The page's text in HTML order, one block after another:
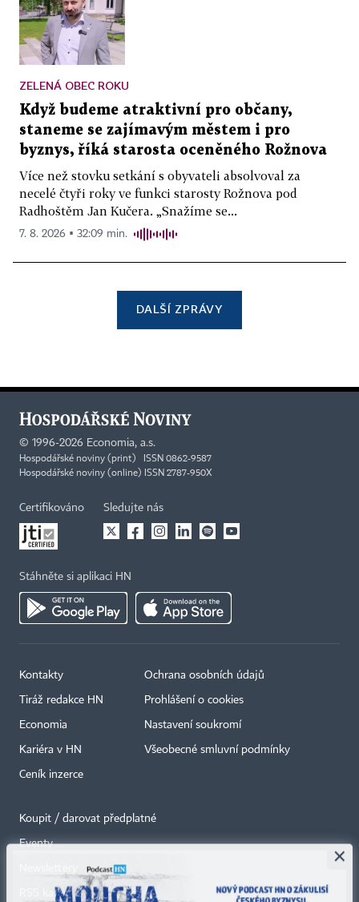
ZELENÁ OBEC ROKU
Když budeme atraktivní pro občany,
staneme se zajímavým městem i pro
byznys, říká starosta oceněného Rožnova
Více než stovku setkání s obyvateli absolvoval za
necelé čtyři roky ve funkci starosty Rožnova pod
Radhoštěm Jan Kučera. „Snažíme se...
7. 8. 2026 ▪ 32:09 min.
DALŠÍ ZPRÁVY
© 1996-2026 Economia, a.s.
Hospodářské noviny (print) ISSN 0862-9587
Hospodářské noviny (online) ISSN 2787-950X
Certifikováno Sledujte nás
Stáhněte si aplikaci HN
Kontakty
Tiráž redakce HN
Economia
Kariéra v HN
Ceník inzerce
Ochrana osobních údajů
Prohlášení o cookies
Nastavení soukromí
Všeobecné smluvní podmínky
Koupit / darovat předplatné
Eventy
RSS kanály
×